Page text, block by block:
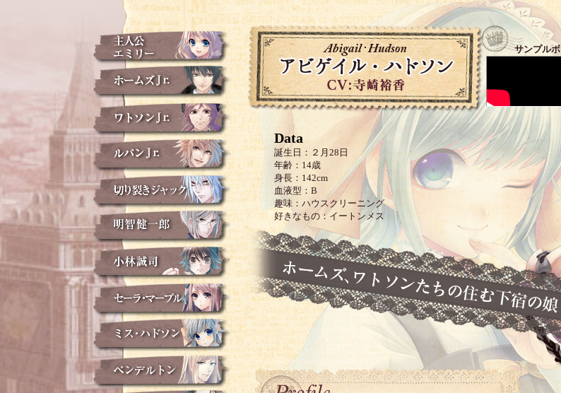
サンプル
Data
誕生日：２月28日
年齢：14歳
身長：142cm
血液型：B
趣味：ハウスクリーニング
好きなもの：イートンメス